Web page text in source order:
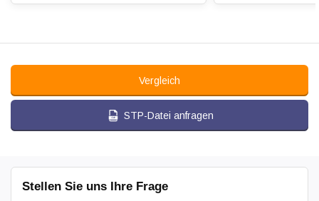
Vergleich
STP-Datei anfragen
Stellen Sie uns Ihre Frage